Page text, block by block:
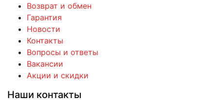
Возврат и обмен
Гарантия
Новости
Контакты
Вопросы и ответы
Вакансии
Акции и скидки
Наши контакты